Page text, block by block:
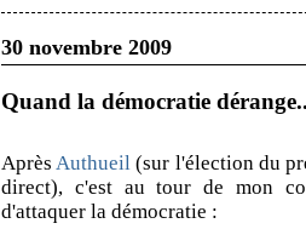
30 novembre 2009
Quand la démocratie
AprèsAuthueil (sur l'élection du
direct), c'est au tour de mon
d'attaquer la démocratie :